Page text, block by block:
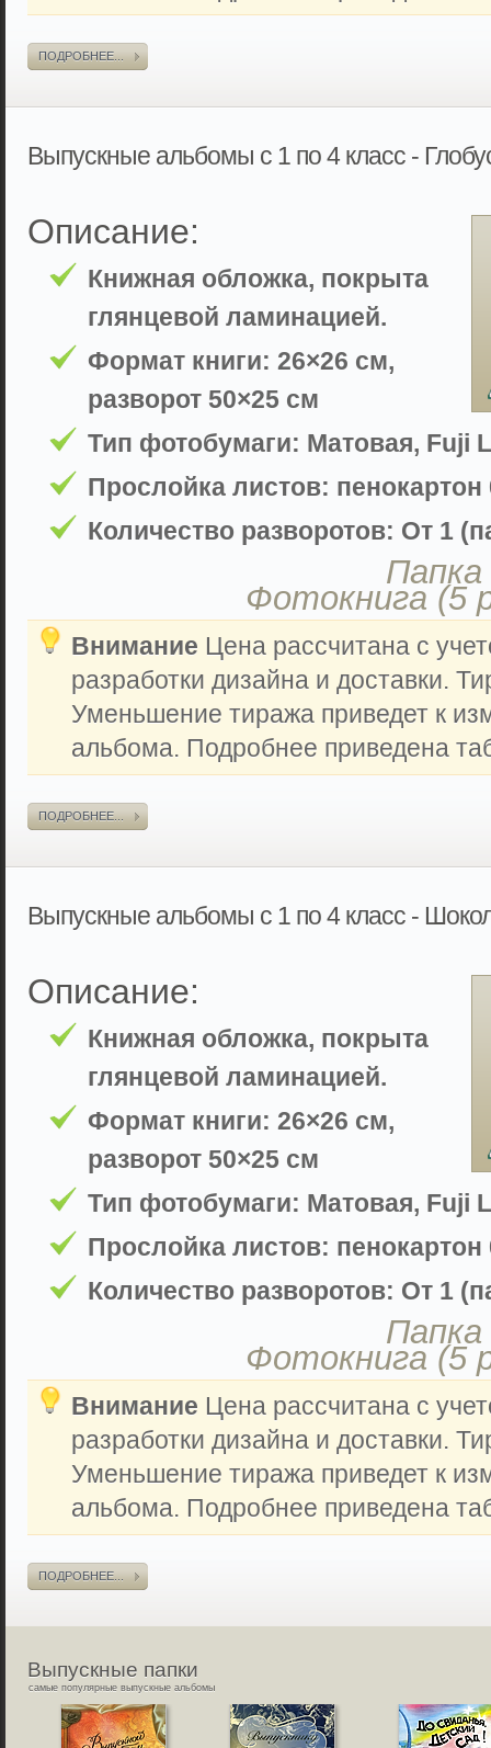
ПОДРОБНЕЕ...
Выпускные альбомы с 1 по 4 класс -
Описание:
Книжная обложка, покрыта
глянцевой ламинацией.
Формат книги: 26×26 см,
разворот 50×25 см
Тип фотобумаги: Матовая, Fuji
Прослойка листов:
Количество разворотов: От 1
Фотокнига (5
Внимание Цена рассчитана с
разработки дизайна и доставки.
Уменьшение тиража приведет к
альбома. Подробнее приведена
ПОДРОБНЕЕ...
Выпускные альбомы с 1 по 4 класс -
Описание:
Книжная обложка, покрыта
глянцевой ламинацией.
Формат книги: 26×26 см,
разворот 50×25 см
Тип фотобумаги: Матовая, Fuji
Прослойка листов:
Количество разворотов: От 1
Фотокнига (5
Внимание Цена рассчитана с
разработки дизайна и доставки.
Уменьшение тиража приведет к
альбома. Подробнее приведена
ПОДРОБНЕЕ...
Выпускные папки
самые популярные выпускные альбомы